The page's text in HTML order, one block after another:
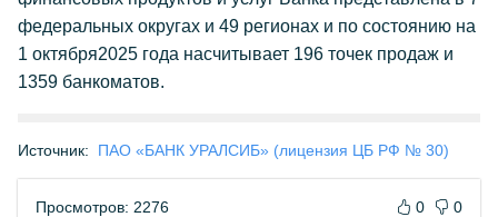
федеральных округах и 49 регионах и по состоянию на
1 октября2025 года насчитывает 196 точек продаж и
1359 банкоматов.
Источник: ПАО «БАНК УРАЛСИБ» (лицензия ЦБ РФ № 30)
Просмотров: 2276 0 0